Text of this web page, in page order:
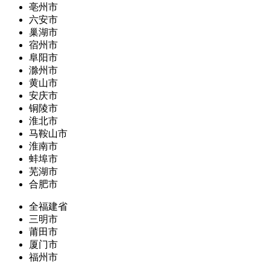
亳州市
六安市
巢湖市
宿州市
阜阳市
滁州市
黄山市
安庆市
铜陵市
淮北市
马鞍山市
淮南市
蚌埠市
芜湖市
合肥市
全福建省
三明市
莆田市
厦门市
福州市